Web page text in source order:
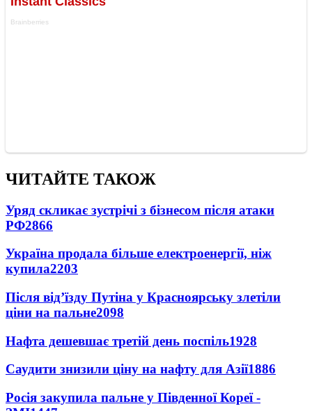
ЧИТАЙТЕ ТАКОЖ
Уряд скликає зустрічі з бізнесом після атаки
РФ2866
Україна продала більше електроенергії, ніж
купила2203
Після від’їзду Путіна у Красноярську злетіли
ціни на пальне2098
Нафта дешевшає третій день поспіль1928
Саудити знизили ціну на нафту для Азії1886
Росія закупила пальне у Південної Кореї -